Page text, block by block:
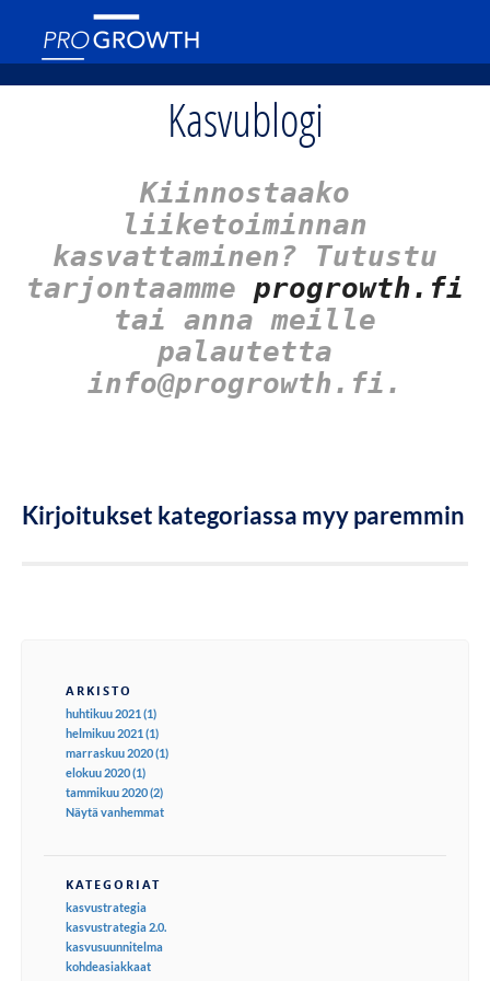
Kasvublogi
Kiinnostaako
liiketoiminnan
kasvattaminen? Tutustu
tarjontaamme progrowth.fi
tai anna meille
palautetta
info@progrowth.fi.
Kirjoitukset kategoriassa myy paremmin
ARKISTO
huhtikuu 2021 (1)
helmikuu 2021 (1)
marraskuu 2020 (1)
elokuu 2020 (1)
tammikuu 2020 (2)
Näytä vanhemmat
KATEGORIAT
kasvustrategia
kasvustrategia 2.0.
kasvusuunnitelma
kohdeasiakkaat